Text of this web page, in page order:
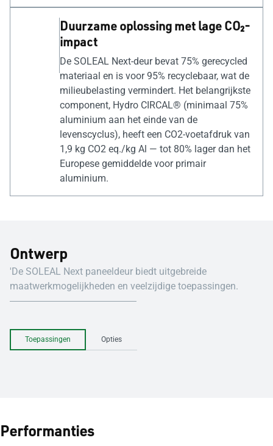
Duurzame oplossing met lage CO₂-
impact
De SOLEAL Next-deur bevat 75% gerecycled
materiaal en is voor 95% recyclebaar, wat de
milieubelasting vermindert. Het belangrijkste
component, Hydro CIRCAL® (minimaal 75%
aluminium aan het einde van de
levenscyclus), heeft een CO2-voetafdruk van
1,9 kg CO2 eq./kg Al — tot 80% lager dan het
Europese gemiddelde voor primair
aluminium.
Ontwerp
'De SOLEAL Next paneeldeur biedt uitgebreide
maatwerkmogelijkheden en veelzijdige toepassingen.
Toepassingen Opties
Performanties